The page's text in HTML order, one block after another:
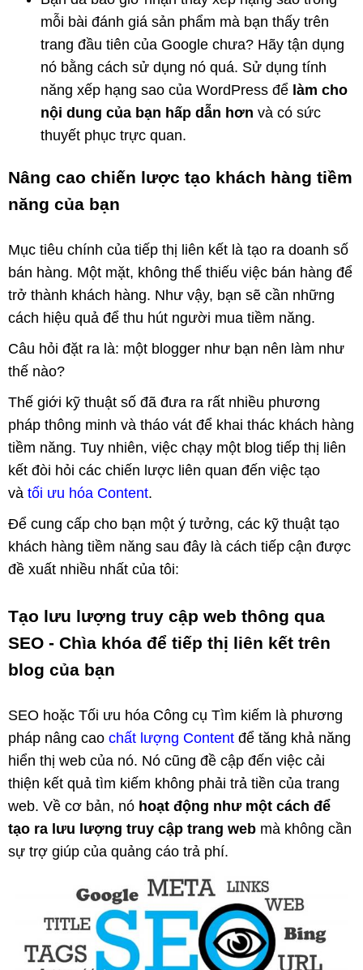
mỗi bài đánh giá sản phẩm mà bạn thấy trên
trang đầu tiên của Google chưa? Hãy tận dụng
nó bằng cách sử dụng nó quá. Sử dụng tính
năng xếp hạng sao của WordPress để làm cho
nội dung của bạn hấp dẫn hơn và có sức
thuyết phục trực quan.
Nâng cao chiến lược tạo khách hàng tiềm
năng của bạn
Mục tiêu chính của tiếp thị liên kết là tạo ra doanh số
bán hàng. Một mặt, không thể thiếu việc bán hàng để
trở thành khách hàng. Như vậy, bạn sẽ cần những
cách hiệu quả để thu hút người mua tiềm năng.
Câu hỏi đặt ra là: một blogger như bạn nên làm như
thế nào?
Thế giới kỹ thuật số đã đưa ra rất nhiều phương
pháp thông minh và tháo vát để khai thác khách hàng
tiềm năng. Tuy nhiên, việc chạy một blog tiếp thị liên
kết đòi hỏi các chiến lược liên quan đến việc tạo
và tối ưu hóa Content.
Để cung cấp cho bạn một ý tưởng, các kỹ thuật tạo
khách hàng tiềm năng sau đây là cách tiếp cận được
đề xuất nhiều nhất của tôi:
Tạo lưu lượng truy cập web thông qua
SEO - Chìa khóa để tiếp thị liên kết trên
blog của bạn
SEO hoặc Tối ưu hóa Công cụ Tìm kiếm là phương
pháp nâng cao chất lượng Content để tăng khả năng
hiển thị web của nó. Nó cũng đề cập đến việc cải
thiện kết quả tìm kiếm không phải trả tiền của trang
web. Về cơ bản, nó hoạt động như một cách để
tạo ra lưu lượng truy cập trang web mà không cần
sự trợ giúp của quảng cáo trả phí.